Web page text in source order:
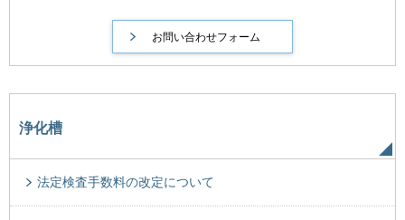
浄化槽
法定検査手数料の改定について